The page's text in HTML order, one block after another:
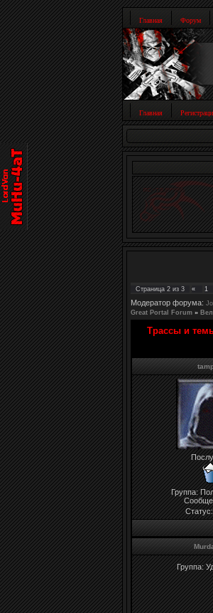
Главная Форум
Главная
Страница 2 из 3 « 1
Модератор форума:
Great Portal Forum »
Трассы и
Группа:
Группа: